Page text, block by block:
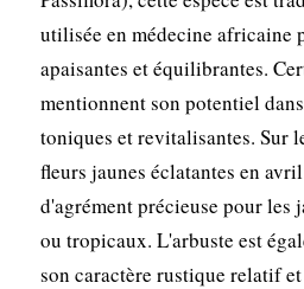
utilisée en médecine africaine
apaisantes et équilibrantes.
mentionnent son potentiel
toniques et revitalisantes. Sur
fleurs jaunes éclatantes en
d'agrément précieuse pour les
ou tropicaux. L'arbuste est
son caractère rustique relatif